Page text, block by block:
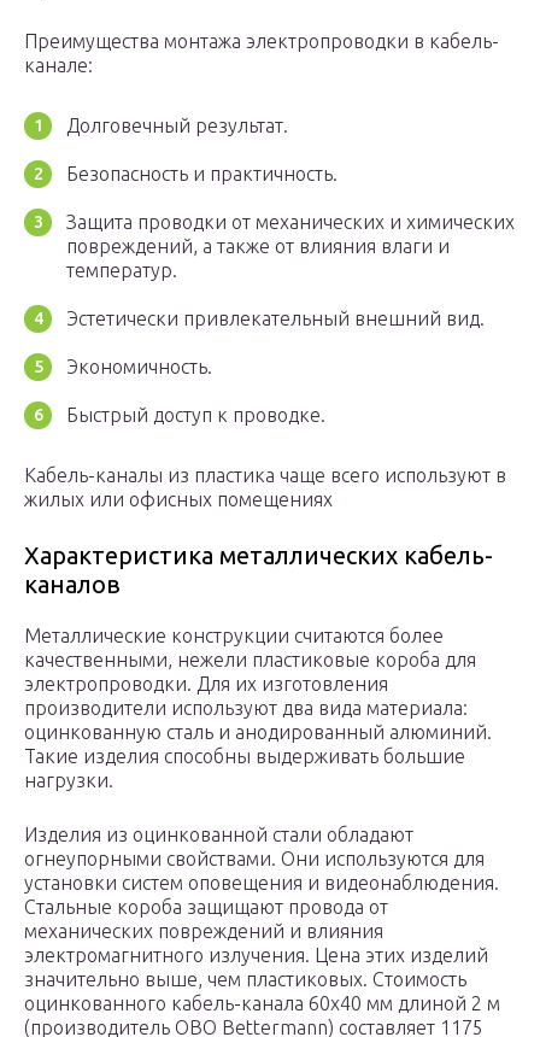
Преимущества монтажа электропроводки в кабель-
канале:
Долговечный результат.
Безопасность и практичность.
Защита проводки от механических и химических
повреждений, а также от влияния влаги и
температур.
Эстетически привлекательный внешний вид.
Экономичность.
Быстрый доступ к проводке.
Кабель-каналы из пластика чаще всего используют в
жилых или офисных помещениях
Характеристика металлических кабель-
каналов
Металлические конструкции считаются более
качественными, нежели пластиковые короба для
электропроводки. Для их изготовления
производители используют два вида материала:
оцинкованную сталь и анодированный алюминий.
Такие изделия способны выдерживать большие
нагрузки.
Изделия из оцинкованной стали обладают
огнеупорными свойствами. Они используются для
установки систем оповещения и видеонаблюдения.
Стальные короба защищают провода от
механических повреждений и влияния
электромагнитного излучения. Цена этих изделий
значительно выше, чем пластиковых. Стоимость
оцинкованного кабель-канала 60х40 мм длиной 2 м
(производитель OBO Bettermann) составляет 1175